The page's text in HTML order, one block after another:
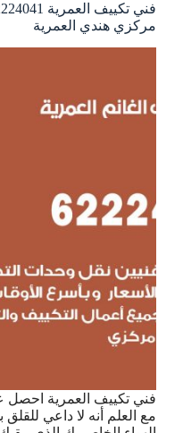
مركزي هندي العمرية
فني تكييف العمرية احصل
مع العلم أنه لا داعي